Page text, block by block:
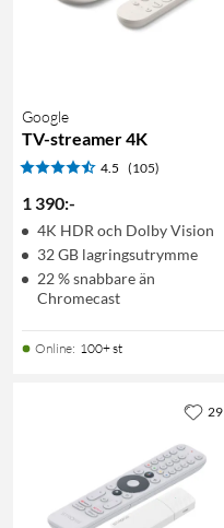
Google
TV-streamer 4K
4.5 (105)
1 390:-
4K HDR och Dolby Vision
32 GB lagringsutrymme
22 % snabbare än
Chromecast
Online: 100+ st
29